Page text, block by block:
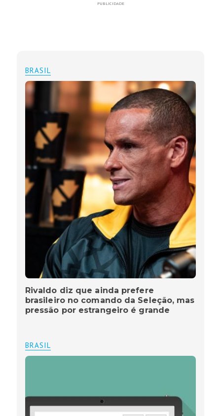
PUBLICIDADE
BRASIL
Rivaldo diz que ainda prefere
brasileiro no comando da Seleção, mas
pressão por estrangeiro é grande
BRASIL